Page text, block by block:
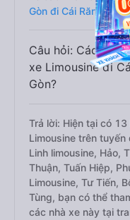
Gòn đi Cái Răng -
Câu hỏi: Các
xe Limousine đi
Gòn?
Trả lời: Hiện tại có
Limousine trên
Linh limousine, Hảo,
Thuận, Tuấn Hiệp,
Limousine, Tư Tiến,
Tùng, bạn có thể
các nhà xe này tại